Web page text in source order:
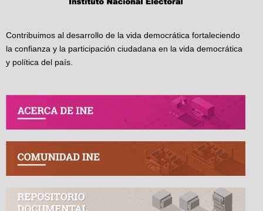
Contribuimos al desarrollo de la vida democrática fortaleciendo
la confianza y la participación ciudadana en la vida democrática
y política del país.